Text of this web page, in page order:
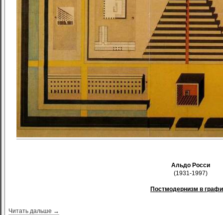
Альдо Росси
(1931-1997)
Постмодернизм в
Читать дальше →